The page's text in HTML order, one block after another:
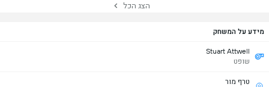
הצג הכל
מידע על המשחק
Stuart Attwell
שופט
טרף מור